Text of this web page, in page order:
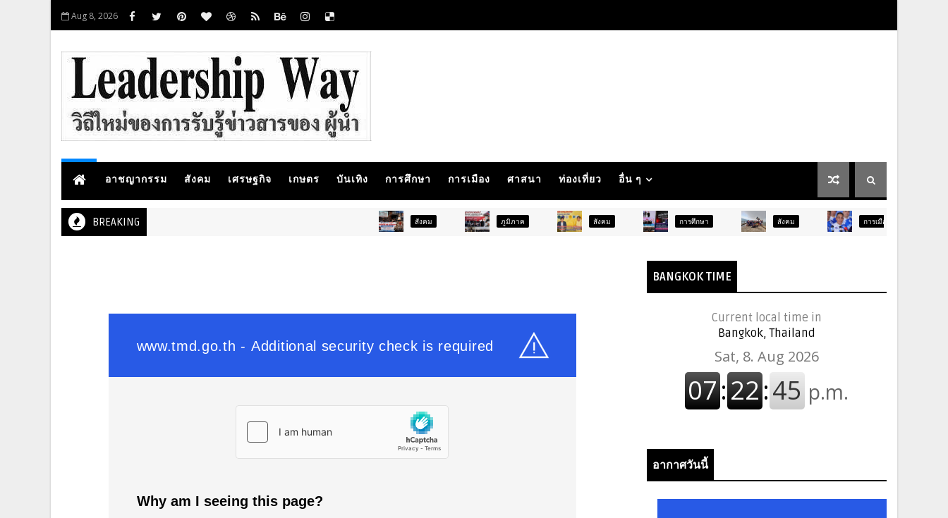
Aug 8, 2026
อาชญากรรม สังคม เศรษฐกิจ เกษตร บันเทิง การศึกษา การเมือง ศาสนา ท่องเที่ยว อื่น ๆ
BREAKING ภูมิภาค การศึกษา การเมือง
BANGKOK TIME
Current local time in
Bangkok, Thailand
อากาศวันนี้